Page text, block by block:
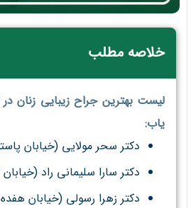
خلاصه مطلب
لیست بهترین جراح زیبایی زنان
یاب:
دکتر سحر مولایی (خیابان
دکتر سارا سلیمانی راد (خیابان 17 شهریور)
دکتر زهرا رسولی (خیابان